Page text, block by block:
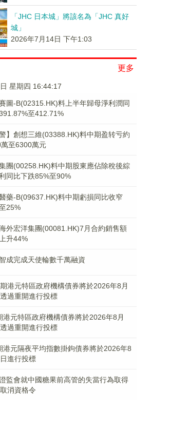
「JHC 日本城」將該名為「JHC 真好
城」
2026年7月14日 下午1:03
更多
星期四 16:44:17
圖-B(02315.HK)料上半年歸母淨利潤同
至412.71%
警】創想三維(03388.HK)料中期盈转亏約
至6300萬元
團(00258.HK)料中期股東應佔除稅後綜
同比下跌85%至90%
藥-B(09637.HK)料中期虧損同比收窄
25%
外宏洋集團(00081.HK)7月合約銷售額
升44%
成完成天使輪數千萬融資
港元特區政府機構債券將於2026年8月
過重開進行投標
港元特區政府機構債券將於2026年8月
過重開進行投標
港元隔夜平均指數掛鉤債券將於2026年8
進行投標
監會就中國糖果前高管的失當行為取得
消資格令